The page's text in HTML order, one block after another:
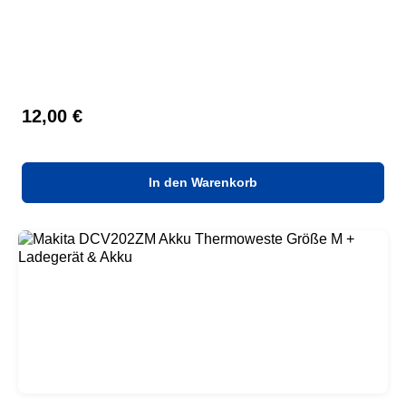
Regulärer Preis:
12,00 €
In den Warenkorb